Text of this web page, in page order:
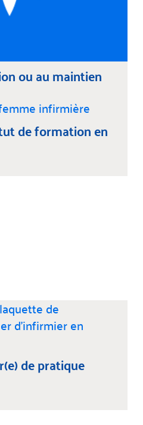
ou au maintien
de formation en
de pratique